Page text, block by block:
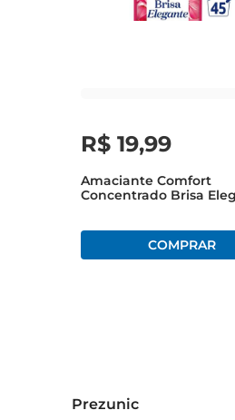
R$ 19,99
Amaciante Comfort
Concentrado Brisa
Prezunic